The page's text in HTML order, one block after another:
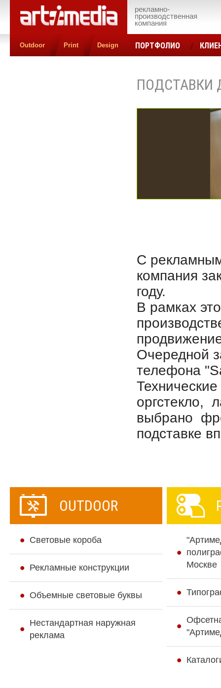
рекламно-
производственная
компания
Outdoor Print Design ПОРТФОЛИО
ПОДСТАВКИ
С
компания
году.
В рамках
Очередной
телефона
оргстекло,
выбрано
подставке
OUTDOOR
Cветовые короба
Рекламные конструкции
Объемные световые буквы
Нестандартная наружная
реклама
Москве